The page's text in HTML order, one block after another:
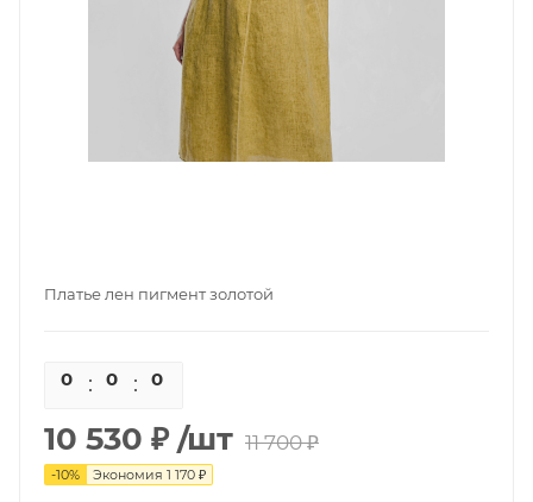
Платье лен пигмент золотой
0 0 0
10 530 ₽ /шт 11 700 ₽
-10% Экономия 1 170 ₽